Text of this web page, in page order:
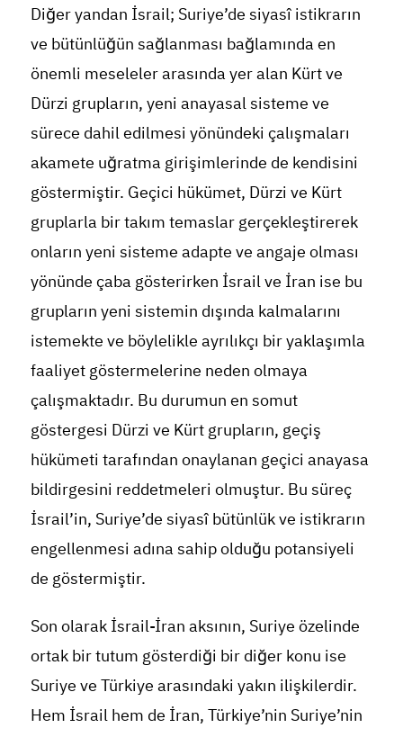
Diğer yandan İsrail; Suriye’de siyasî istikrarın
ve bütünlüğün sağlanması bağlamında en
önemli meseleler arasında yer alan Kürt ve
Dürzi grupların, yeni anayasal sisteme ve
sürece dahil edilmesi yönündeki çalışmaları
akamete uğratma girişimlerinde de kendisini
göstermiştir. Geçici hükümet, Dürzi ve Kürt
gruplarla bir takım temaslar gerçekleştirerek
onların yeni sisteme adapte ve angaje olması
yönünde çaba gösterirken İsrail ve İran ise bu
grupların yeni sistemin dışında kalmalarını
istemekte ve böylelikle ayrılıkçı bir yaklaşımla
faaliyet göstermelerine neden olmaya
çalışmaktadır. Bu durumun en somut
göstergesi Dürzi ve Kürt grupların, geçiş
hükümeti tarafından onaylanan geçici anayasa
bildirgesini reddetmeleri olmuştur. Bu süreç
İsrail’in, Suriye’de siyasî bütünlük ve istikrarın
engellenmesi adına sahip olduğu potansiyeli
de göstermiştir.
Son olarak İsrail-İran aksının, Suriye özelinde
ortak bir tutum gösterdiği bir diğer konu ise
Suriye ve Türkiye arasındaki yakın ilişkilerdir.
Hem İsrail hem de İran, Türkiye’nin Suriye’nin